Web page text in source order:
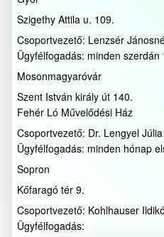
Szigethy Attila u. 109.
Csoportvezető: Lenzsér
Ügyfélfogadás: minden szerdán
Mosonmagyaróvár
Szent István király út 140.
Fehér Ló Művelődési Ház
Csoportvezető: Dr. Lengyel Júlia
Ügyfélfogadás: minden hónap
Sopron
Kőfaragó tér 9.
Csoportvezető: Kohlhauser Ildikó
Ügyfélfogadás: